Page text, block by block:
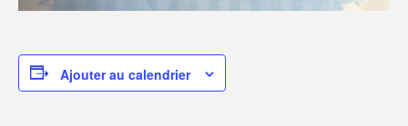
Ajouter au calendrier